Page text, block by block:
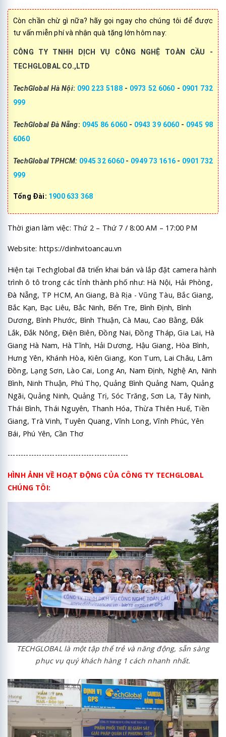
Còn chần chừ gì nữa? hãy gọi ngay cho chúng tôi để được
tư vấn miễn phí và nhận quà tặng lớn hôm nay:
CÔNG TY TNHH DỊCH VỤ CÔNG NGHỆ TOÀN CẦU -
TECHGLOBAL CO.,LTD
TechGlobal Hà Nội: 090 223 5188- 0973 52 6060 - 0901 732
999
TechGlobal Đà Nẵng: 0945 86 6060 - 0943 39 6060 - 0945 98
6060
TechGlobal TPHCM: 0945 32 6060 - 0949 73 1616 - 0901 732
999
Tổng Đài: 1900 633 368
Thời gian làm việc: Thứ 2 – Thứ 7 / 8:00 AM – 17:00 PM
Website: https://dinhvitoancau.vn
Hiện tại Techglobal đã triển khai bán và lắp đặt camera hành
trình ô tô trong các tỉnh thành phố như: Hà Nội, Hải Phòng,
Đà Nẵng, TP HCM, An Giang, Bà Rịa - Vũng Tàu, Bắc Giang,
Bắc Kạn, Bạc Liêu, Bắc Ninh, Bến Tre, Bình Định, Bình
Dương, Bình Phước, Bình Thuận, Cà Mau, Cao Bằng, Đắk
Lắk, Đắk Nông, Điện Biên, Đồng Nai, Đồng Tháp, Gia Lai, Hà
Giang Hà Nam, Hà Tĩnh, Hải Dương, Hậu Giang, Hòa Bình,
Hưng Yên, Khánh Hòa, Kiên Giang, Kon Tum, Lai Châu, Lâm
Đồng, Lạng Sơn, Lào Cai, Long An, Nam Định, Nghệ An, Ninh
Bình, Ninh Thuận, Phú Thọ, Quảng Bình Quảng Nam, Quảng
Ngãi, Quảng Ninh, Quảng Trị, Sóc Trăng, Sơn La, Tây Ninh,
Thái Bình, Thái Nguyên, Thanh Hóa, Thừa Thiên Huế, Tiền
Giang, Trà Vinh, Tuyên Quang, Vĩnh Long, Vĩnh Phúc, Yên
Bái, Phú Yên, Cần Thơ
----------------------------------------------
HÌNH ẢNH VỀ HOẠT ĐỘNG CỦA CÔNG TY TECHGLOBAL
CHÚNG TÔI:
TECHGLOBAL là một tập thể trẻ và năng động, sẵn sàng
phục vụ quý khách hàng 1 cách nhanh nhất.